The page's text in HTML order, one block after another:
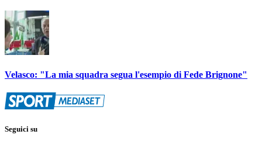
Velasco: "La mia squadra segua l'esempio di Fede Brignone"
Seguici su